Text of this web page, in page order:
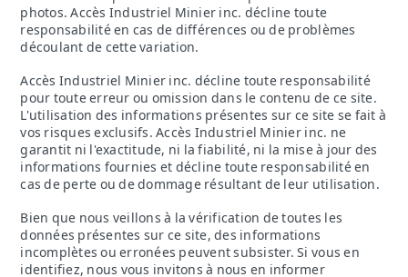
photos. Accès Industriel Minier inc. décline toute
responsabilité en cas de différences ou de problèmes
découlant de cette variation.
Accès Industriel Minier inc. décline toute responsabilité
pour toute erreur ou omission dans le contenu de ce site.
L'utilisation des informations présentes sur ce site se fait à
vos risques exclusifs. Accès Industriel Minier inc. ne
garantit ni l'exactitude, ni la fiabilité, ni la mise à jour des
informations fournies et décline toute responsabilité en
cas de perte ou de dommage résultant de leur utilisation.
Bien que nous veillons à la vérification de toutes les
données présentes sur ce site, des informations
incomplètes ou erronées peuvent subsister. Si vous en
identifiez, nous vous invitons à nous en informer